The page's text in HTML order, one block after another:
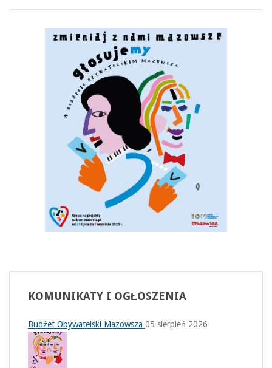
KOMUNIKATY I OGŁOSZENIA
Budżet Obywatelski Mazowsza 05 sierpień 2026